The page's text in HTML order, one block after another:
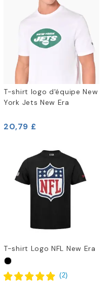
T-shirt logo d'équipe New
York Jets New Era
20,79 £
T-shirt Logo NFL New Era
(2)